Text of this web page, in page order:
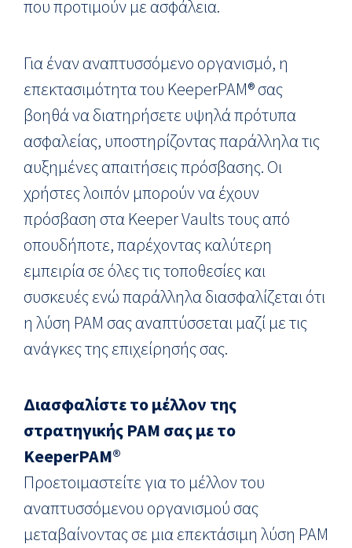
που προτιμούν με ασφάλεια.
Για έναν αναπτυσσόμενο οργανισμό, η
επεκτασιμότητα του KeeperPAM® σας
βοηθά να διατηρήσετε υψηλά πρότυπα
ασφαλείας, υποστηρίζοντας παράλληλα τις
αυξημένες απαιτήσεις πρόσβασης. Οι
χρήστες λοιπόν μπορούν να έχουν
πρόσβαση στα Keeper Vaults τους από
οπουδήποτε, παρέχοντας καλύτερη
εμπειρία σε όλες τις τοποθεσίες και
συσκευές ενώ παράλληλα διασφαλίζεται ότι
η λύση PAM σας αναπτύσσεται μαζί με τις
ανάγκες της επιχείρησής σας.
Διασφαλίστε το μέλλον της
στρατηγικής PAM σας με το
KeeperPAM®
Προετοιμαστείτε για το μέλλον του
αναπτυσσόμενου οργανισμού σας
μεταβαίνοντας σε μια επεκτάσιμη λύση PAM